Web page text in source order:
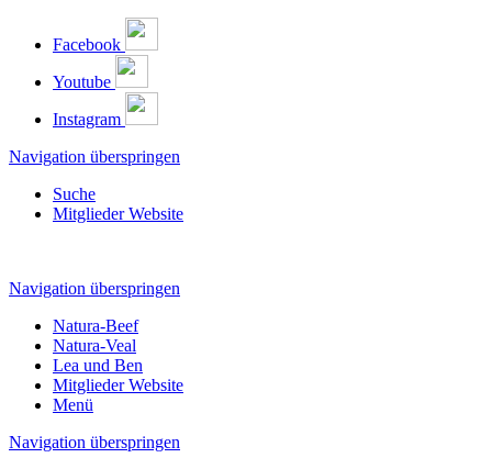
Facebook
Youtube
Instagram
Navigation überspringen
Suche
Mitglieder Website
Navigation überspringen
Natura-Beef
Natura-Veal
Lea und Ben
Mitglieder Website
Menü
Navigation überspringen